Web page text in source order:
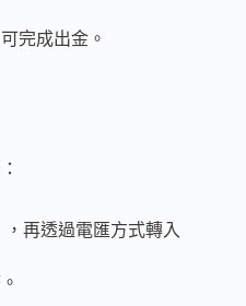
完成出金。
再透過電匯方式轉入